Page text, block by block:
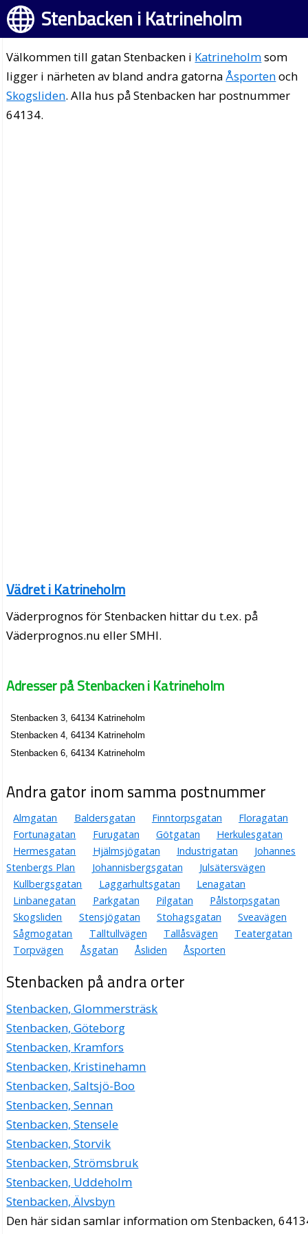
Stenbacken i Katrineholm
Välkommen till gatan Stenbacken i Katrineholmsom
ligger i närheten av bland andra gatornaÅsportenoch
Skogsliden. Alla hus på Stenbacken har postnummer
64134.
Vädret i Katrineholm
Väderprognos för Stenbacken hittar du t.ex. på
Väderprognos.nu eller SMHI.
Adresser på Stenbacken i Katrineholm
Stenbacken 3, 64134 Katrineholm
Stenbacken 4, 64134 Katrineholm
Stenbacken 6, 64134 Katrineholm
Andra gator inom samma postnummer
Almgatan Baldersgatan Finntorpsgatan
Floragatan
Fortunagatan
Furugatan Götgatan
Herkulesgatan
Hermesgatan
Hjälmsjögatan Industrigatan
Johannes
Stenbergs Plan
Johannisbergsgatan
Julsätersvägen
Kullbergsgatan
Laggarhultsgatan
Lenagatan
Linbanegatan
Parkgatan Pilgatan
Pålstorpsgatan
Skogsliden
Stensjögatan Stohagsgatan
Sveavägen
Sågmogatan
Talltullvägen Tallåsvägen
Teatergatan
Torpvägen
Åsgatan Åsliden Åsporten
Stenbacken på andra orter
Stenbacken, Glommersträsk
Stenbacken, Göteborg
Stenbacken, Kramfors
Stenbacken, Kristinehamn
Stenbacken, Saltsjö-Boo
Stenbacken, Sennan
Stenbacken, Stensele
Stenbacken, Storvik
Stenbacken, Strömsbruk
Stenbacken, Uddeholm
Stenbacken, Älvsbyn
Den här sidan samlar information om Stenbacken,